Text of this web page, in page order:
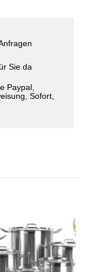
Sie da
Paypal,
Sofort,